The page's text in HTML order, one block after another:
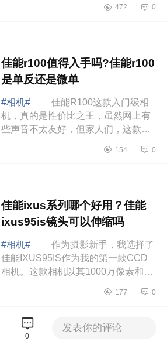
xm5和XT50买那个 富士xm5和
472 0
佳能r100值得入手吗?佳能r100
是单反还是微单
#相机#
佳能R100这款入门级相
机，真的是性价比之王，虽然网上有
些声音不太友好，但家人们，这款相
为大家介绍下佳能r100值得入手吗?佳
154 0
佳能ixus系列哪个好用？佳能
ixus95is镜头可以伸缩吗
#相机#
作为摄影新手，我选择了
佳能IXUS95IS作为我的第一款CCD
相机。这款相机以其1000万像素和合
为大家介绍下佳能ixus系列哪个好
用？佳能ixu...
177 0
0
发表你的评论